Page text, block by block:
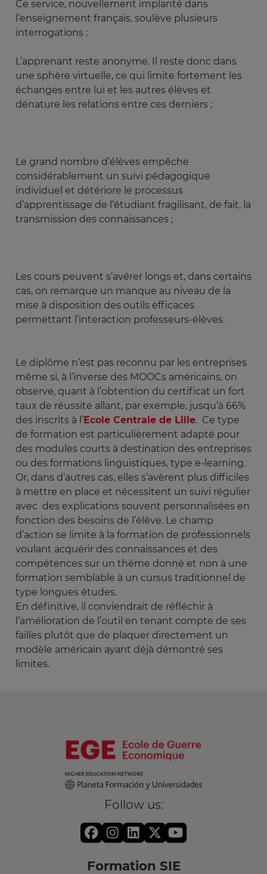
Ce service, nouvellement implanté dans
l’enseignement français, soulève plusieurs
interrogations :
L’apprenant reste anonyme. Il reste donc dans
une sphère virtuelle, ce qui limite fortement les
échanges entre lui et les autres élèves et
dénature les relations entre ces derniers ;
Le grand nombre d’élèves empêche
considérablement un suivi pédagogique
individuel et détériore le processus
d’apprentissage de l’étudiant fragilisant, de fait, la
transmission des connaissances ;
Les cours peuvent s’avérer longs et, dans certains
cas, on remarque un manque au niveau de la
mise à disposition des outils efficaces
permettant l’interaction professeurs-élèves.
Le diplôme n’est pas reconnu par les entreprises
même si, à l’inverse des MOOCs américains, on
observe, quant à l’obtention du certificat un fort
taux de réussite allant, par exemple, jusqu’à 66%
des inscrits à l’ Ecole Centrale de Lille. Ce type
de formation est particulièrement adapté pour
des modules courts à destination des entreprises
ou des formations linguistiques, type e-learning.
Or, dans d’autres cas, elles s’avèrent plus difficiles
à mettre en place et nécessitent un suivi régulier
avec des explications souvent personnalisées en
fonction des besoins de l’élève. Le champ
d’action se limite à la formation de professionnels
voulant acquérir des connaissances et des
compétences sur un thème donné et non à une
formation semblable à un cursus traditionnel de
type longues études.
En définitive, il conviendrait de réfléchir à
l’amélioration de l’outil en tenant compte de ses
failles plutôt que de plaquer directement un
modèle américain ayant déjà démontré ses
limites.
Follow us:
Formation SIE